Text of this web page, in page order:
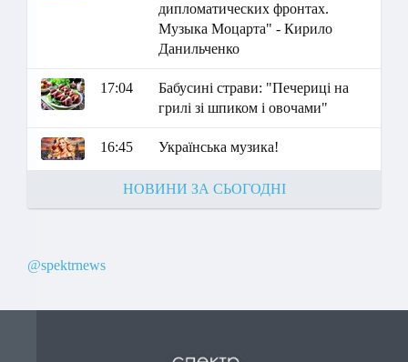
дипломатических фронтах.
Музыка Моцарта" - Кирило
Данильченко
17:04
Бабусині страви: "Печериці на
грилі зі шпиком і овочами"
16:45 Українська музика!
НОВИНИ ЗА СЬОГОДНІ
@spektrnews